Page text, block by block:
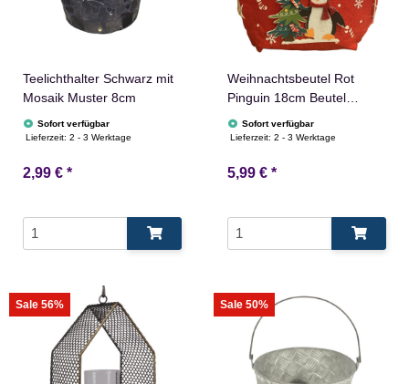
Teelichthalter Schwarz mit
Mosaik Muster 8cm
Sofort verfügbar
Lieferzeit:2 - 3 Werktage
2,99 € *
Weihnachtsbeutel Rot
Pinguin 18cm Beutel
Weihnachten
Sofort verfügbar
Lieferzeit:2 - 3 Werktage
5,99 € *
Sale 56% Sale 50%